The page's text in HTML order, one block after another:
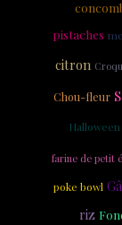
pistaches
citron
Chou-fleur
Halloween
farine de petit
poke bowl
riz